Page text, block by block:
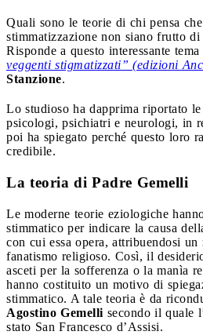
Quali sono le teorie di chi pensa
stimmatizzazione non siano frutto di
Risponde a questo interessante tema
veggenti stigmatizzati” (edizioni
Stanzione.
Lo studioso ha dapprima riportato
psicologi, psichiatri e neurologi, in
poi ha spiegato perché questo loro
credibile.
La teoria di Padre Gemelli
Le moderne teorie eziologiche
stimmatico per indicare la causa
con cui essa opera, attribuendosi
fanatismo religioso. Così, il
asceti per la sofferenza o la manìa
hanno costituito un motivo di
stimmatico. A tale teoria è da
Agostino Gemelli secondo il quale
stato San Francesco d’Assisi.